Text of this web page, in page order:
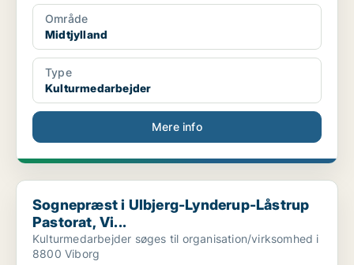
Område
Midtjylland
Type
Kulturmedarbejder
Mere info
Sognepræst i Ulbjerg-Lynderup-Låstrup Pastorat, Vi...
Sognepræst i Ulbjerg-Lynderup-Låstrup
Pastorat, Vi...
Kulturmedarbejder søges til organisation/virksomhed i
8800 Viborg